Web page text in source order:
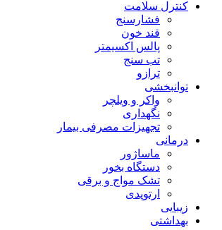
کنترل سلامت
فشارسنج
قند خون
پالس اکسیمتر
تب سنج
ترازو
توانبخشی
واکر و ویلچر
نگهداری
تجهیزات مصرفی بیمار
درمانی
ماساژور
دستگاه بخور
تشک مواج و برقی
ارتوپدی
زیبایی
بهداشتی